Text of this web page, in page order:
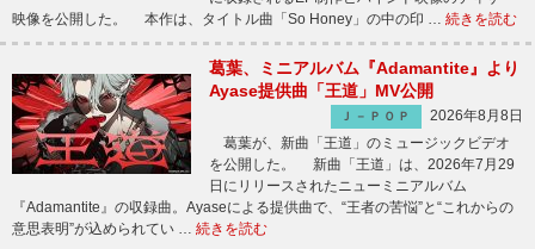
映像を公開した。 本作は、タイトル曲「So Honey」の中の印 … 続きを読む
葛葉、ミニアルバム『Adamantite』より
Ayase提供曲「王道」MV公開
Ｊ－ＰＯＰ
2026年8月8日
葛葉が、新曲「王道」のミュージックビデオ
を公開した。 新曲「王道」は、2026年7月29
日にリリースされたニューミニアルバム
『Adamantite』の収録曲。Ayaseによる提供曲で、“王者の苦悩”と“これからの
意思表明”が込められてい … 続きを読む